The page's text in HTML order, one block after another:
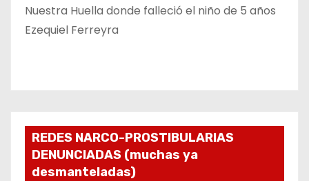
Nuestra Huella donde falleció el niño de 5 años
Ezequiel Ferreyra
REDES NARCO-PROSTIBULARIAS
DENUNCIADAS (muchas ya
desmanteladas)